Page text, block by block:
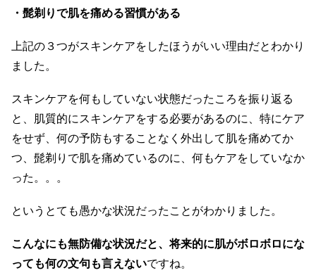
・髭剃りで肌を痛める習慣がある
上記の３つがスキンケアをしたほうがいい理由だとわかり
ました。
スキンケアを何もしていない状態だったころを振り返る
と、肌質的にスキンケアをする必要があるのに、特にケア
をせず、何の予防もすることなく外出して肌を痛めてか
つ、髭剃りで肌を痛めているのに、何もケアをしていなか
った。。。
というとても愚かな状況だったことがわかりました。
こんなにも無防備な状況だと、将来的に肌がボロボロにな
っても何の文句も言えないですね。